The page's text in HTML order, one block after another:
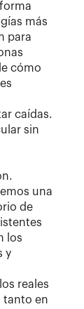
más
para
cómo
caídas.
sin
una
de
los
y
reales
tanto en